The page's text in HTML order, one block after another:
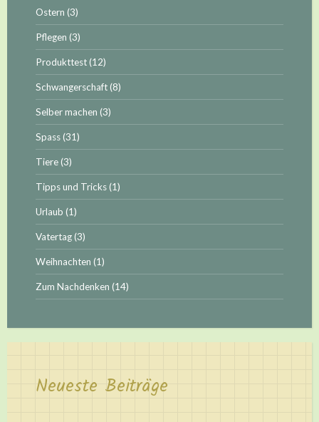
Ostern (3)
Pflegen (3)
Produkttest(12)
Schwangerschaft(8)
Selber machen (3)
Spass(31)
Tiere(3)
Tipps und Tricks(1)
Urlaub (1)
Vatertag(3)
Weihnachten (1)
Zum Nachdenken (14)
Neueste Beiträge